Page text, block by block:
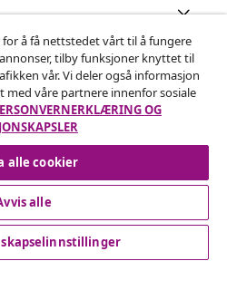
er et nettsted av vidaXL
å få nettstedet vårt til å fungere
tilby funksjoner knyttet til
vår. Vi deler også informasjon
våre partnere innenfor sosiale
OG
alle cookier
alle